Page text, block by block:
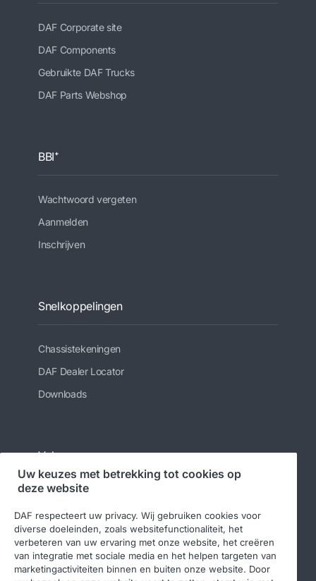
DAF Corporate site
DAF Components
Gebruikte DAF Trucks
DAF Parts Webshop
BBI⁺
Wachtwoord vergeten
Aanmelden
Inschrijven
Snelkoppelingen
Chassistekeningen
DAF Dealer Locator
Downloads
Volg ons
Uw keuzes met betrekking tot cookies op
deze website
DAF respecteert uw privacy. Wij gebruiken cookies voor
diverse doeleinden, zoals websitefunctionaliteit, het
verbeteren van uw ervaring met onze website, het creëren
van integratie met sociale media en het helpen targeten van
marketingactiviteiten binnen en buiten onze website. Door